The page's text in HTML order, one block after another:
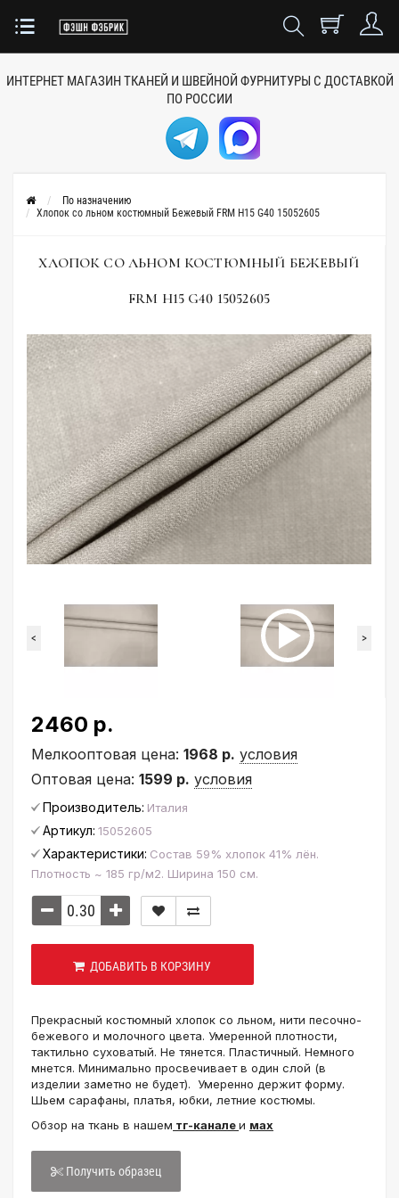
ИНТЕРНЕТ МАГАЗИН ТКАНЕЙ И ШВЕЙНОЙ ФУРНИТУРЫ С ДОСТАВКОЙ
ПО РОССИИ
По назначению
Хлопок со льном костюмный Бежевый FRM H15 G40 15052605
ХЛОПОК СО ЛЬНОМ КОСТЮМНЫЙ БЕЖЕВЫЙ
FRM H15 G40 15052605
< >
2460 р.
Мелкооптовая цена: 1968 р. условия
Оптовая цена: 1599 р. условия
Производитель: Италия
Артикул: 15052605
Характеристики: Состав 59% хлопок 41% лён.
Плотность ~ 185 гр/м2. Ширина 150 см.
ДОБАВИТЬ В КОРЗИНУ
Прекрасный костюмный хлопок со льном, нити песочно-
бежевого и молочного цвета. Умеренной плотности,
тактильно суховатый. Не тянется. Пластичный. Немного
мнется. Минимально просвечивает в один слой (в
изделии заметно не будет). Умеренно держит форму.
Шьем сарафаны, платья, юбки, летние костюмы.
Обзор на ткань в нашем тг-каналеи мах
Получить образец